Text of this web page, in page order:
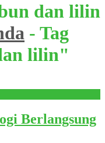
dan lilin
- Tag
lilin"
Berlangsung